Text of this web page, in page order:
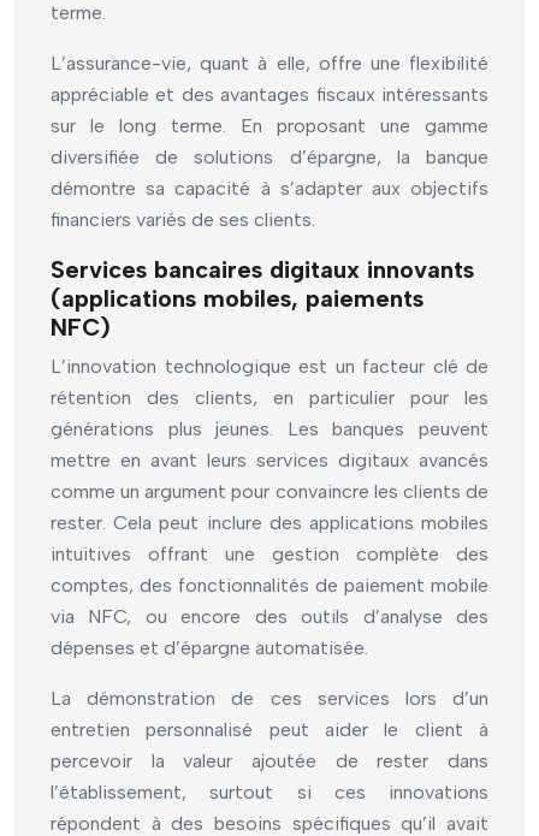
terme.
L’assurance-vie, quant à elle, offre une flexibilité
appréciable et des avantages fiscaux intéressants
sur le long terme. En proposant une gamme
diversifiée de solutions d’épargne, la banque
démontre sa capacité à s’adapter aux objectifs
financiers variés de ses clients.
Services bancaires digitaux innovants
(applications mobiles, paiements
NFC)
L’innovation technologique est un facteur clé de
rétention des clients, en particulier pour les
générations plus jeunes. Les banques peuvent
mettre en avant leurs services digitaux avancés
comme un argument pour convaincre les clients de
rester. Cela peut inclure des applications mobiles
intuitives offrant une gestion complète des
comptes, des fonctionnalités de paiement mobile
via NFC, ou encore des outils d’analyse des
dépenses et d’épargne automatisée.
La démonstration de ces services lors d’un
entretien personnalisé peut aider le client à
percevoir la valeur ajoutée de rester dans
l’établissement, surtout si ces innovations
répondent à des besoins spécifiques qu’il avait